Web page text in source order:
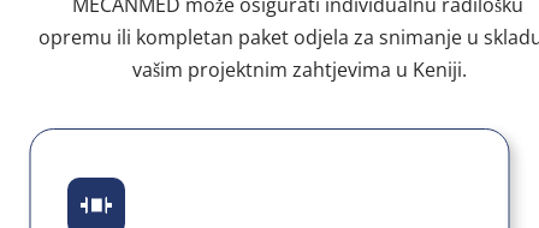
opremu ili kompletan paket odjela za snimanje u
vašim projektnim zahtjevima u Keniji.